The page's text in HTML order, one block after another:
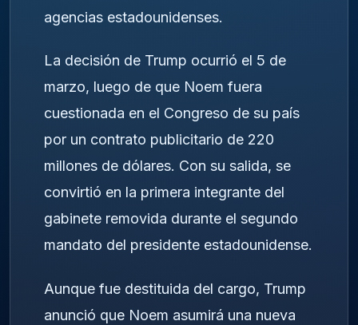
agencias estadounidenses.
La decisión de Trump ocurrió el 5 de
marzo, luego de que Noem fuera
cuestionada en el Congreso de su país
por un contrato publicitario de 220
millones de dólares. Con su salida, se
convirtió en la primera integrante del
gabinete removida durante el segundo
mandato del presidente estadounidense.
Aunque fue destituida del cargo, Trump
anunció que Noem asumirá una nueva